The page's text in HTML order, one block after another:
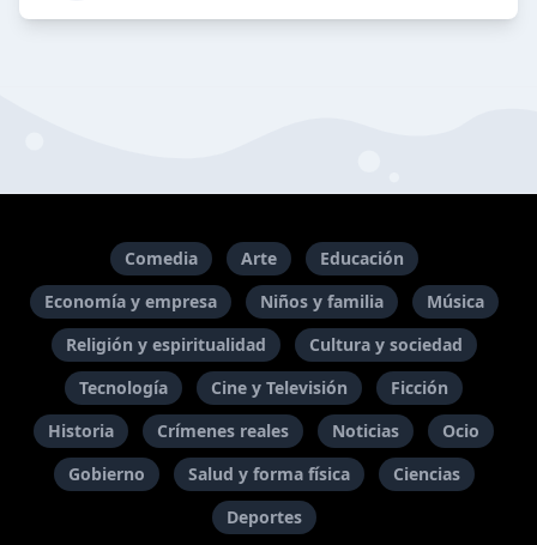
Comedia Arte
Educación
Economía y empresa
Niños y familia
Música
Religión y espiritualidad
Cultura y sociedad
Tecnología
Cine y Televisión
Ficción
Historia
Crímenes reales Noticias
Ocio
Gobierno
Salud y forma física
Ciencias
Deportes